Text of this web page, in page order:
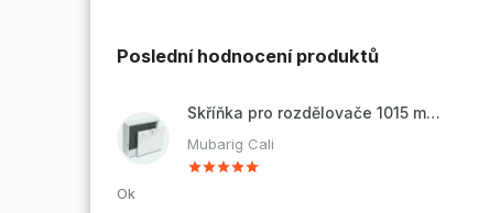
Poslední hodnocení produktů
Skříňka pro rozdělovače 1015 mm - nadomítková
Mubarig Cali
Ok